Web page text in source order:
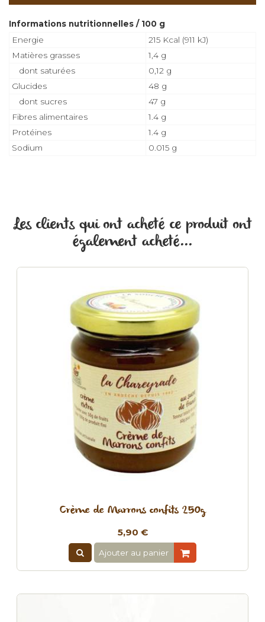
Informations nutritionnelles / 100 g
Energie
215 Kcal (911 kJ)
Matières grasses
1,4 g
dont saturées
0,12 g
Glucides
48 g
dont sucres
47 g
Fibres alimentaires
1.4 g
Protéines
1.4 g
Sodium
0.015 g
Les clients qui ont acheté ce produit ont
également acheté...
Crème de Marrons confits 250g
5,90 €
Ajouter au panier